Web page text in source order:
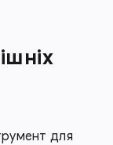
для